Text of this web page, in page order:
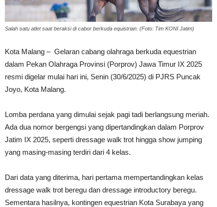
Salah satu atlet saat beraksi di cabor berkuda equistrian. (Foto: Tim KONI Jatim)
Kota Malang – Gelaran cabang olahraga berkuda equestrian
dalam Pekan Olahraga Provinsi (Porprov) Jawa Timur IX 2025
resmi digelar mulai hari ini, Senin (30/6/2025) di PJRS Puncak
Joyo, Kota Malang.
Lomba perdana yang dimulai sejak pagi tadi berlangsung meriah.
Ada dua nomor bergengsi yang dipertandingkan dalam Porprov
Jatim IX 2025, seperti dressage walk trot hingga show jumping
yang masing-masing terdiri dari 4 kelas.
Dari data yang diterima, hari pertama mempertandingkan kelas
dressage walk trot beregu dan dressage introductory beregu.
Sementara hasilnya, kontingen equestrian Kota Surabaya yang